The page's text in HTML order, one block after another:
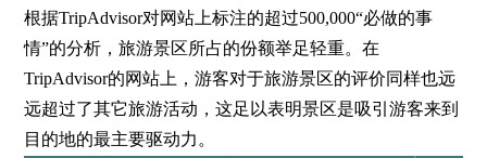
根据TripAdvisor对网站上标注的超过500,000“必做的事
情”的分析，旅游景区所占的份额举足轻重。在
TripAdvisor的网站上，游客对于旅游景区的评价同样也远
远超过了其它旅游活动，这足以表明景区是吸引游客来到
目的地的最主要驱动力。